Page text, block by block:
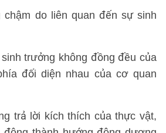
do liên quan đến sự sinh
trưởng không đồng đều của
đối diện nhau của cơ quan
trả lời kích thích của thực vật,